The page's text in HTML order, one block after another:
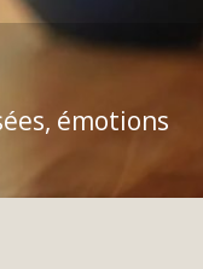
émotions